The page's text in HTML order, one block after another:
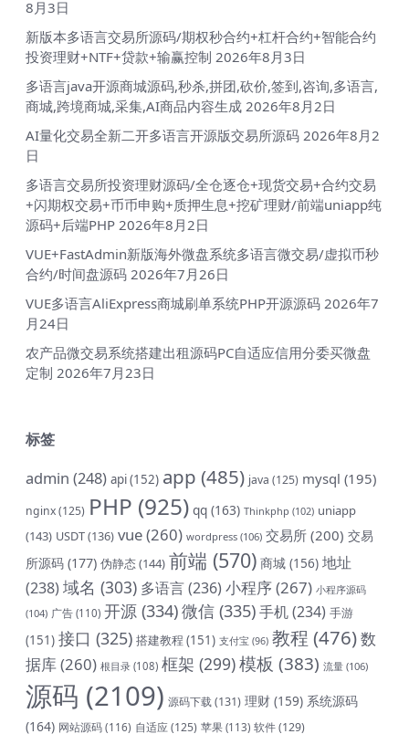
8月3日
新版本多语言交易所源码/期权秒合约+杠杆合约+智能合约
投资理财+NTF+贷款+输赢控制 2026年8月3日
多语言java开源商城源码,秒杀,拼团,砍价,签到,咨询,多语言,
商城,跨境商城,采集,AI商品内容生成 2026年8月2日
AI量化交易全新二开多语言开源版交易所源码 2026年8月2
日
多语言交易所投资理财源码/全仓逐仓+现货交易+合约交易
+闪期权交易+币币申购+质押生息+挖矿理财/前端uniapp纯
源码+后端PHP 2026年8月2日
VUE+FastAdmin新版海外微盘系统多语言微交易/虚拟币秒
合约/时间盘源码 2026年7月26日
VUE多语言AliExpress商城刷单系统PHP开源源码 2026年7
月24日
农产品微交易系统搭建出租源码PC自适应信用分委买微盘
定制 2026年7月23日
标签
admin (248) api(152) app (485) java (125) mysql (195)
nginx(125) PHP (925) qq (163) Thinkphp (102) uniapp
(143) USDT(136) vue(260) wordpress (106) 交易所 (200) 交易
所源码 (177) 伪静态(144) 前端 (570) 商城 (156) 地址
(238)域名 (303) 多语言(236) 小程序(267) 小程序源码
(104) 广告 (110) 开源 (334)微信 (335)手机(234) 手游
(151) 接口 (325) 搭建教程 (151) 支付宝 (96) 教程 (476)数
据库(260) 根目录 (108) 框架 (299)模板 (383) 流量 (106)
源码 (2109) 源码下载(131) 理财 (159) 系统源码
(164) 网站源码(116) 自适应(125) 苹果 (113) 软件(129)